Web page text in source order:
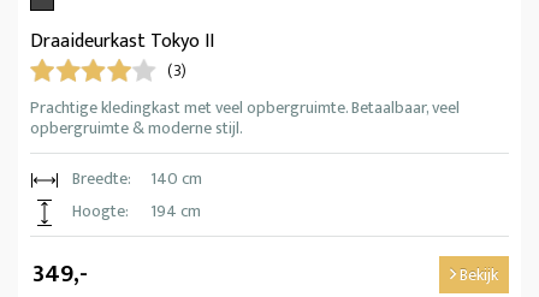
Draaideurkast Tokyo II
(3)
Prachtige kledingkast met veel opbergruimte. Betaalbaar, veel
opbergruimte & moderne stijl.
Breedte:
140 cm
Hoogte:
194 cm
349,- Bekijk